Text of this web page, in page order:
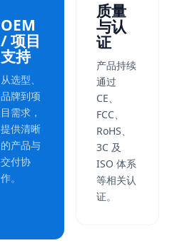
OEM
/ 项目
支持
从选型、
品牌到项
目需求，
提供清晰
的产品与
交付协
作。
质量
与认
证
产品持续
通过
CE、
FCC、
RoHS、
3C 及
ISO 体系
等相关认
证。